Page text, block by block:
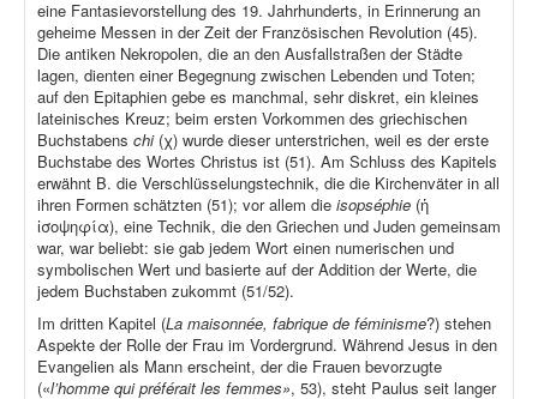
eine Fantasievorstellung des 19. Jahrhunderts, in Erinnerung an
geheime Messen in der Zeit der Französischen Revolution (45).
Die antiken Nekropolen, die an den Ausfallstraßen der Städte
lagen, dienten einer Begegnung zwischen Lebenden und Toten;
auf den Epitaphien gebe es manchmal, sehr diskret, ein kleines
lateinisches Kreuz; beim ersten Vorkommen des griechischen
Buchstabens chi (χ) wurde dieser unterstrichen, weil es der erste
Buchstabe des Wortes Christus ist (51). Am Schluss des Kapitels
erwähnt B. die Verschlüsselungstechnik, die die Kirchenväter in all
ihren Formen schätzten (51); vor allem die isopséphie (ἡ
ἰσοψηφία), eine Technik, die den Griechen und Juden gemeinsam
war, war beliebt: sie gab jedem Wort einen numerischen und
symbolischen Wert und basierte auf der Addition der Werte, die
jedem Buchstaben zukommt (51/52).
Im dritten Kapitel (La maisonnée, fabrique de féminisme?) stehen
Aspekte der Rolle der Frau im Vordergrund. Während Jesus in den
Evangelien als Mann erscheint, der die Frauen bevorzugte
(«l’homme qui préférait les femmes», 53), steht Paulus seit langer